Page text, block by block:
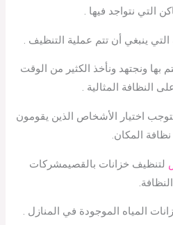
التي نتواجد فيها .
ينبغي أن تتم عملية التنظيف .
بها ونجتهد ونأخذ الكثير من الوقت
النظافة المثالية .
اختيار الأشخاص الذين يقومون
نظافة المكان.
لتنظيف خزانات بالقصيمشركات
النظافة.
المياه الموجودة في المنازل .